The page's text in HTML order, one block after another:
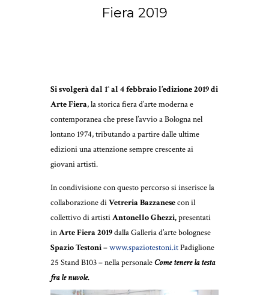
Fiera 2019
Si svolgerà dal 1° al 4 febbraio l’edizione 2019 di
Arte Fiera, la storica fiera d’arte moderna e
contemporanea che prese l’avvio a Bologna nel
lontano 1974, tributando a partire dalle ultime
edizioni una attenzione sempre crescente ai
giovani artisti.
In condivisione con questo percorso si inserisce la
collaborazione diVetreria Bazzanesecon il
collettivo di artistiAntonello Ghezzi,presentati
inArte Fiera 2019dalla Galleria d’arte bolognese
Spazio Testoni –www.spaziotestoni.itPadiglione
25 Stand B103 – nella personaleCome tenere la testa
fra le nuvole.